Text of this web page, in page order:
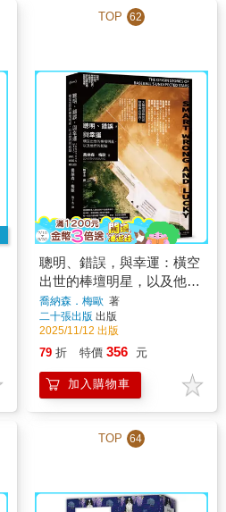
TOP 62
聰明、錯誤，與幸運：橫空
出世的棒壇明星，以及他們
的起點
喬納森．梅歐 著
二十張出版 出版
2025/11/12 出版
79 折 特價 356 元
加入購物車
TOP 64